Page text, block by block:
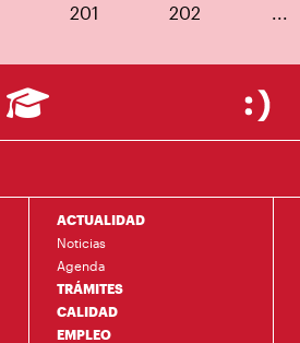
201 202
ACTUALIDAD
Noticias
Agenda
TRÁMITES
CALIDAD
EMPLEO